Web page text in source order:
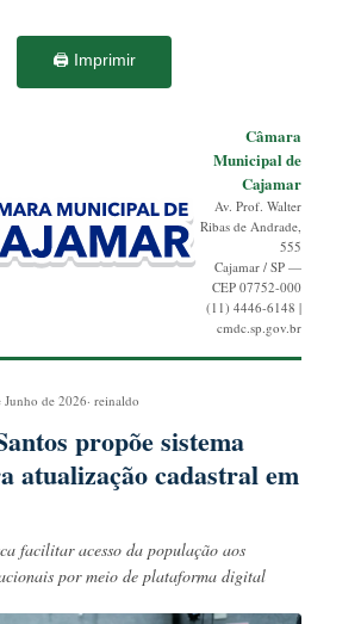
🖨️ Imprimir
Câmara
Municipal de
Cajamar
Av. Prof. Walter
Ribas de Andrade,
555
Cajamar / SP —
CEP 07752-000
(11) 4446-6148 |
cmdc.sp.gov.br
Junho de 2026· reinaldo
propõe sistema
atualização cadastral em
facilitar acesso da população aos
por meio de plataforma digital